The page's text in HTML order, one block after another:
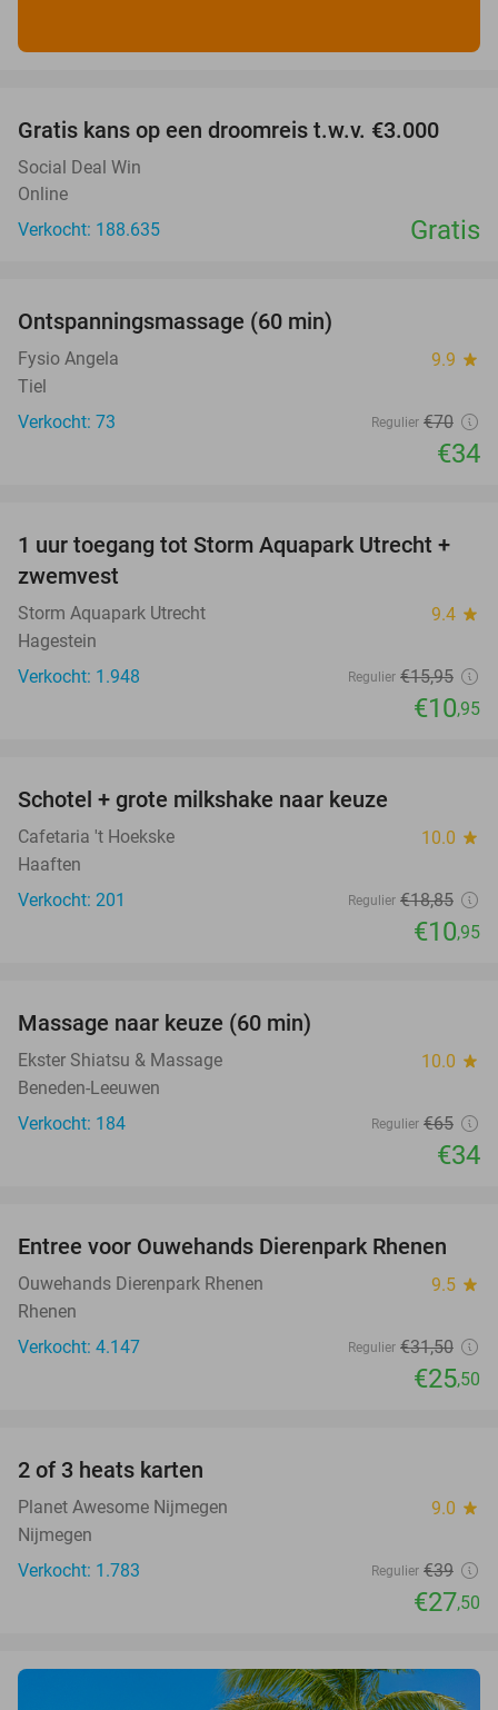
Gratis kans op een droomreis t.w.v. €3.000
Social Deal Win
Online
Verkocht: 188.635
Gratis
Ontspanningsmassage (60 min)
Fysio Angela 9.9 star
Tiel
Verkocht: 73
Regulier €70
€34
31%
1 uur toegang tot Storm Aquapark Utrecht +
zwemvest
Storm Aquapark Utrecht 9.4 star
Hagestein
Verkocht: 1.948
Regulier €15,95
€10,95
Schotel + grote milkshake naar keuze
Cafetaria 't Hoekske 10.0 star
Haaften
Verkocht: 201
Regulier €18,85
€10,95
Massage naar keuze (60 min)
Ekster Shiatsu & Massage 10.0 star
Beneden-Leeuwen
Verkocht: 184
Regulier €65
€34
19%
Entree voor Ouwehands Dierenpark Rhenen
Ouwehands Dierenpark Rhenen 9.5 star
Rhenen
Verkocht: 4.147
Regulier €31,50
€25,50
2 of 3 heats karten
Planet Awesome Nijmegen 9.0 star
Nijmegen
Verkocht: 1.783
Regulier €39
€27,50